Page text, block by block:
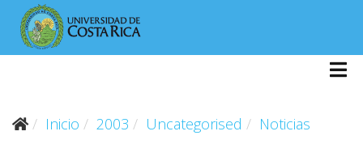
Inicio 2003 Uncategorised Noticias